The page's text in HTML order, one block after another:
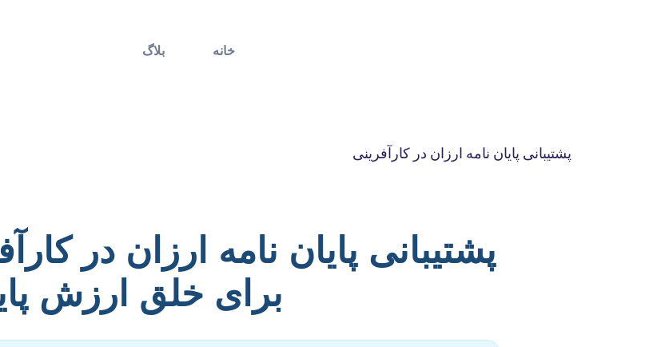
خانه بلاگ
پشتیبانی پایان نامه ارزان در کارآفرینی
پشتیبانی پایان نامه ارزان در
برای خلق ارزش